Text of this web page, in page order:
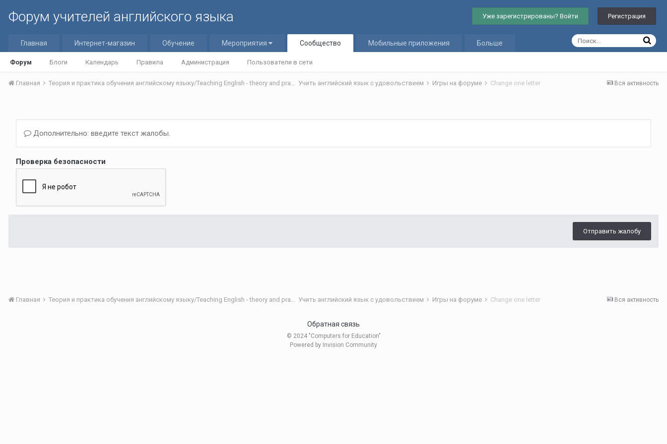
Форум учителей английского языка Уже зарегистрированы? Войти Регистрация
Главная Интернет-магазин Обучение Мероприятия Сообщество
Форум Блоги Календарь Правила Администрация Пользователи в сети
Мобильные приложения Больше
Вся активность
Главная Теория и практика обучения английскому языку/Teaching English - theory and practice Учить английский язык с удовольствием Игры на форуме Change one letter
Дополнительно: введите текст жалобы.
Проверка безопасности
Отправить жалобу
Вся активность
Главная Теория и практика обучения английскому языку/Teaching English - theory and practice Учить английский язык с удовольствием Игры на форуме Change one letter
Обратная связь
© 2024 "Computers for Education"
Powered by Invision Community